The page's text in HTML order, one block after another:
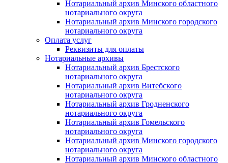
Нотариальный архив Минского областного
нотариального округа
Нотариальный архив Минского городского
нотариального округа
Оплата услуг
Реквизиты для оплаты
Нотариальные архивы
Нотариальный архив Брестского
нотариального округа
Нотариальный архив Витебского
нотариального округа
Нотариальный архив Гродненского
нотариального округа
Нотариальный архив Гомельского
нотариального округа
Нотариальный архив Минского городского
нотариального округа
Нотариальный архив Минского областного